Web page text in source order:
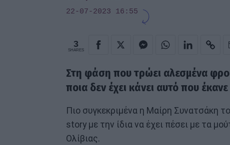
22-07-2023 16:55
3
SHARES
Στη φάση που τρώει αλεσμένα
ποια δεν έχει κάνει αυτό που
Πιο συγκεκριμένα η Μαίρη Συνατσάκη
story με την ίδια να έχει πέσει με τα
Ολίβιας.